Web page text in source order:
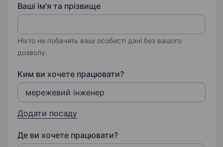
Ваші ім'я та прізвище
Ніхто не побачить ваші особисті дані без вашого
дозволу.
Ким ви хочете працювати?
Додати посаду
Де ви хочете працювати?